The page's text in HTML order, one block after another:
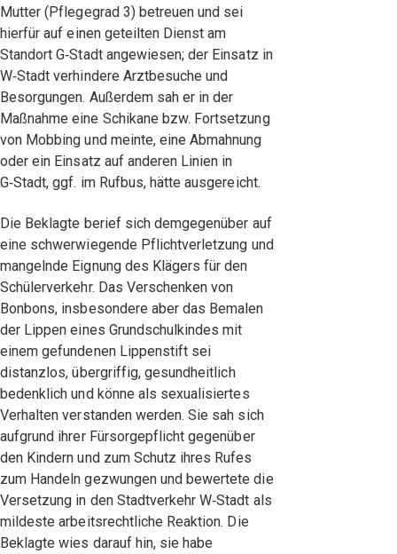
Mutter (Pflegegrad 3) betreuen und sei
hierfür auf einen geteilten Dienst am
Standort G‑Stadt angewiesen; der Einsatz in
W‑Stadt verhindere Arztbesuche und
Besorgungen. Außerdem sah er in der
Maßnahme eine Schikane bzw. Fortsetzung
von Mobbing und meinte, eine Abmahnung
oder ein Einsatz auf anderen Linien in
G‑Stadt, ggf. im Rufbus, hätte ausgereicht.
Die Beklagte berief sich demgegenüber auf
eine schwerwiegende Pflichtverletzung und
mangelnde Eignung des Klägers für den
Schülerverkehr. Das Verschenken von
Bonbons, insbesondere aber das Bemalen
der Lippen eines Grundschulkindes mit
einem gefundenen Lippenstift sei
distanzlos, übergriffig, gesundheitlich
bedenklich und könne als sexualisiertes
Verhalten verstanden werden. Sie sah sich
aufgrund ihrer Fürsorgepflicht gegenüber
den Kindern und zum Schutz ihres Rufes
zum Handeln gezwungen und bewertete die
Versetzung in den Stadtverkehr W‑Stadt als
mildeste arbeitsrechtliche Reaktion. Die
Beklagte wies darauf hin, sie habe